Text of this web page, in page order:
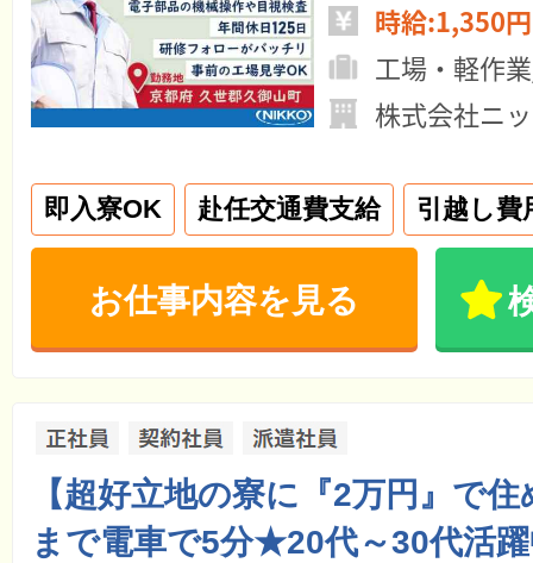
時給:1,350
工場・軽作
株式会社ニ
即入寮OK 赴任交通費支給 引越し費
お仕事内容を見る
【超好立地の寮に『2万円』で
まで電車で5分★20代～30代活